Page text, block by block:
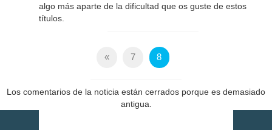
algo más aparte de la dificultad que os guste de estos
títulos.
« 7 8
Los comentarios de la noticia están cerrados porque es demasiado
antigua.